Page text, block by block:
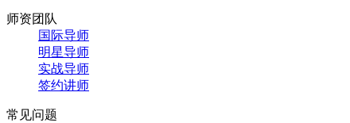
师资团队
国际导师
明星导师
实战导师
签约讲师
常见问题